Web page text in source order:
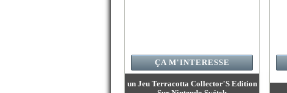
un Jeu Terracotta Collector'S Edition
ÇA M'INTERESSE